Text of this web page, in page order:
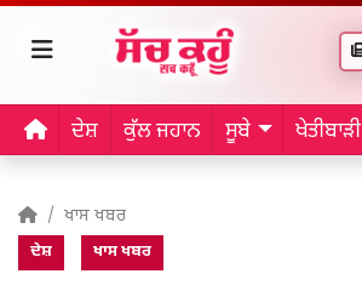
ਦੇਸ਼ ਕੁੱਲ ਜਹਾਨ ਸੂਬੇ ਖੇਤੀਬਾੜੀ
ਖਾਸ ਖਬਰ
ਦੇਸ਼ ਖਾਸ ਖਬਰ